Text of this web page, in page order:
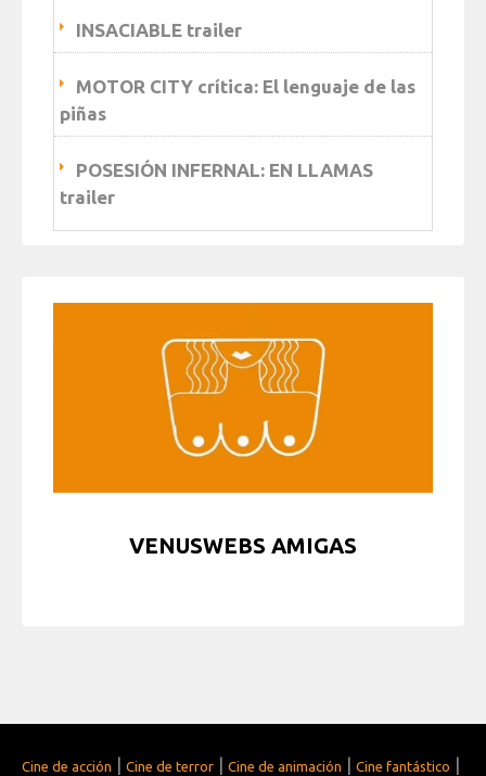
INSACIABLE trailer
MOTOR CITY crítica: El lenguaje de las
piñas
POSESIÓN INFERNAL: EN LLAMAS
trailer
VENUSWEBS AMIGAS
Cine de acción | Cine de terror | Cine de animación | Cine fantástico |